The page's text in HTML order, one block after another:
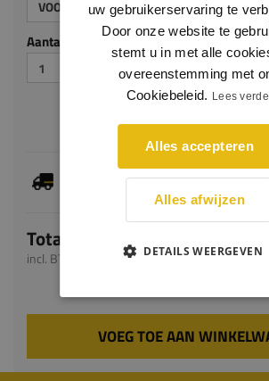
VOORGELAKT
Aantal stuks
Je hebt gekozen voor maatwerk,
Totaal
incl. BTW
VOEG TOE AAN
uw gebruikerservaring te
Door onze website te
stemt u in met alle
overeenstemming met
Cookiebeleid. Lees
Alles accepteren
Alles afwijzen
DETAILS WEERGEVEN